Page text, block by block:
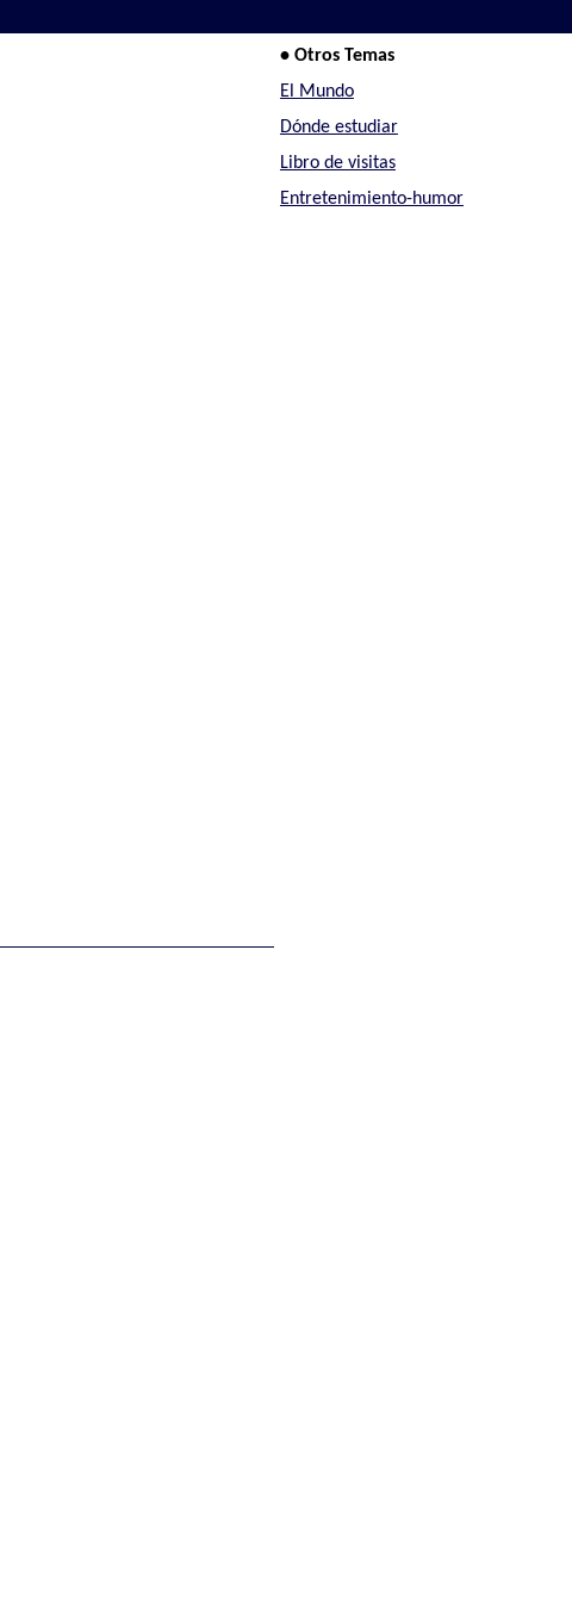
• Otros Temas
El Mundo
Dónde estudiar
Libro de visitas
Entretenimiento-humor